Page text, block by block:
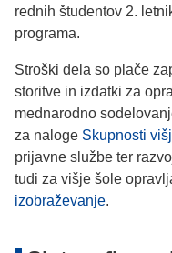
rednih študentov 2.
programa.
Stroški dela so plače
storitve in izdatki za
mednarodno
za naloge Skupnosti
prijavne službe ter
tudi za višje šole
izobraževanje.